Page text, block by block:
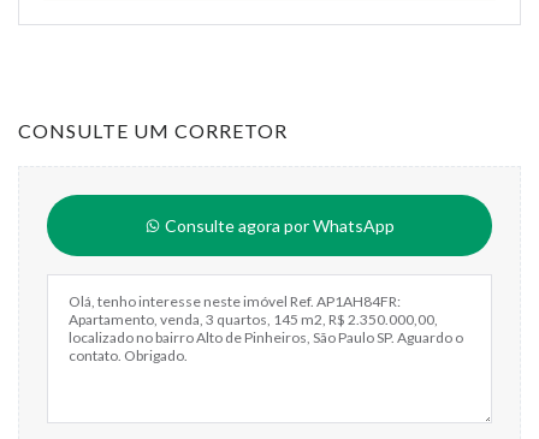
CONSULTE UM CORRETOR
Consulte agora por WhatsApp